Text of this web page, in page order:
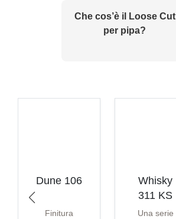
Che cos’è il Loose Cut
per pipa?
Dune 106
Finitura
Whisky
311 KS
Una serie